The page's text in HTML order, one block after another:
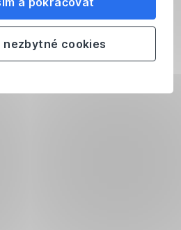
nezbytné cookies